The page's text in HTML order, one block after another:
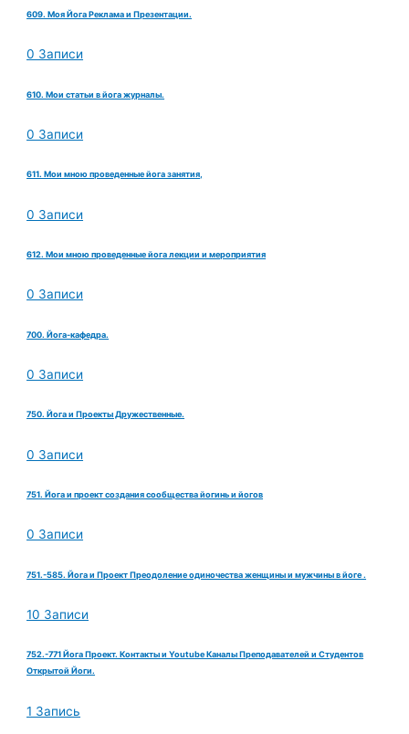
609. Моя Йога Реклама и Презентации.
0 Записи
610. Мои статьи в йога журналы.
0 Записи
611. Мои мною проведенные йога занятия,
0 Записи
612. Мои мною проведенные йога лекции и мероприятия
0 Записи
700. Йога-кафедра.
0 Записи
750. Йога и Проекты Дружественные.
0 Записи
751. Йога и проект создания сообщества йогинь и йогов
0 Записи
751.-585. Йога и Проект Преодоление одиночества женщины и мужчины в йоге .
10 Записи
752.-771 Йога Проект. Контакты и Youtube Каналы Преподавателей и Студентов
Открытой Йоги.
1 Запись